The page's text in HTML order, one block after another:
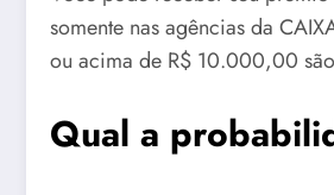
somente nas agências da
ou acima de R$ 10.000,00
Qual a